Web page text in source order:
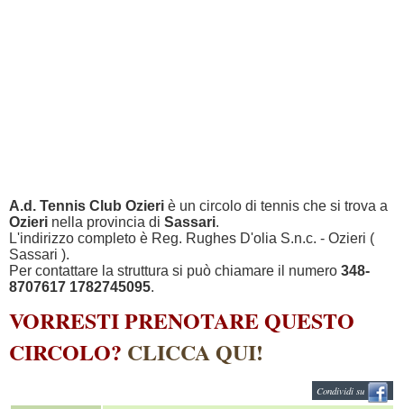
A.d. Tennis Club Ozieri è un circolo di tennis che si trova a
Ozieri nella provincia di Sassari.
L'indirizzo completo è Reg. Rughes D'olia S.n.c. - Ozieri (
Sassari ).
Per contattare la struttura si può chiamare il numero 348-
8707617 1782745095.
VORRESTI PRENOTARE QUESTO
CIRCOLO? CLICCA QUI!
Condividi su